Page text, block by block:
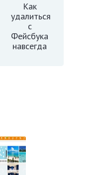
Как
удалиться
с
Фейсбука
навсегда